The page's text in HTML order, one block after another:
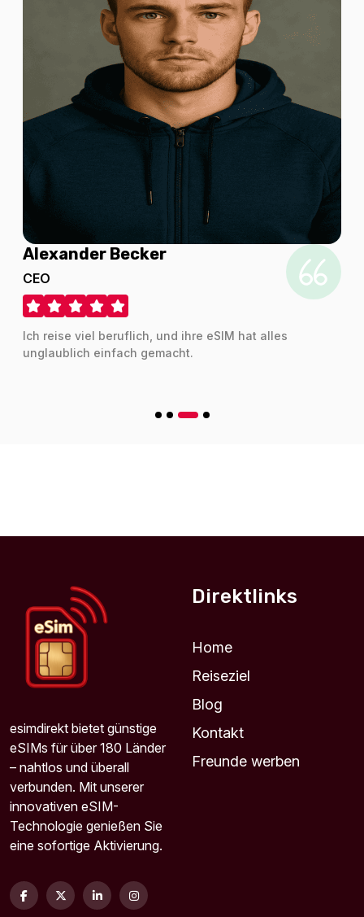
250 MB - 3 days
Für 3 Tage
Canada 500MB/Day Premium
Canada 1GB/Day FUP1Mbps
Für 1 Tage
2.83 EUR
USA & Canada 1GB/Day
3.25 EUR
USA & Canada 1GB 7Days
North America 1GB 7Days
Für 7 Tage
3.44 EUR
Alexander Becker
CEO
Ich reise viel beruflich, und ihre eSIM hat alles
unglaublich einfach gemacht.
esimdirekt bietet günstige
eSIMs für über 180 Länder
– nahtlos und überall
verbunden. Mit unserer
innovativen eSIM-
Technologie genießen Sie
eine sofortige Aktivierung.
Direktlinks
Home
Reiseziel
Blog
Kontakt
Freunde werben